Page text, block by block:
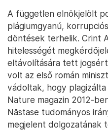
A független elnökjelölt
plágiumgyanú,
döntések terhelik. Crint
hitelességét
eltávolítására tett
volt az első román
vádoltak, hogy
Nature magazin 2012-
Năstase tudományos
megjelent dolgozatának